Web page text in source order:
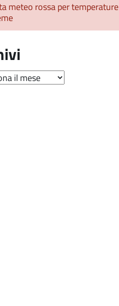
meteo rossa per temperature